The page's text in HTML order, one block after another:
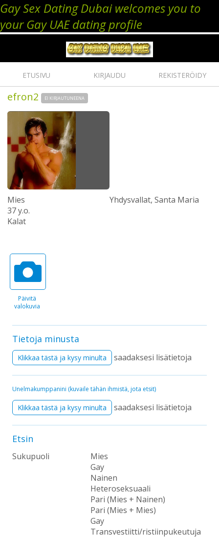
Gay Sex Dating Dubai welcomes you to
your Gay UAE dating profile
ETUSIVU KIRJAUDU REKISTERÖIDY
efron2 EI KIRJAUTUNEENA
Mies
37 y.o.
Kalat
Yhdysvallat, Santa Maria
Päivitä
valokuvia
Tietoja minusta
Klikkaa tästä ja kysy minulta saadaksesi lisätietoja
Unelmakumppanini (kuvaile tähän ihmistä, jota etsit)
Klikkaa tästä ja kysy minulta saadaksesi lisätietoja
Etsin
Sukupuoli
Mies
Gay
Nainen
Heteroseksuaali
Pari (Mies + Nainen)
Pari (Mies + Mies)
Gay
Transvestiitti/ristiinpukeutuja